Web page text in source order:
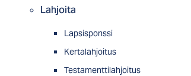
Lahjoita
Lapsisponssi
Kertalahjoitus
Testamenttilahjoitus